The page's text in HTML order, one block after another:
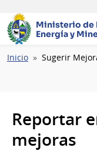
Ministerio de
Energía y
Ruta
Inicio Sugerir
Reportar
mejoras